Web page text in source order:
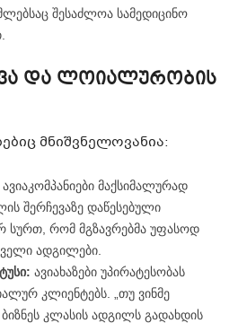
შესაძლოა სამედიცინო
და ლოიალურობის
მნიშვნელოვანია:
ავიაკომპანიები მაქსიმალურად
შერჩევაზე დაწესებული
სურთ, რომ მგზავრებმა უფასოდ
ადგილები.
ავიახაზები უპირატესობას
კლიენტებს. „თუ ვინმე
კლასის ადგილს გადახდის